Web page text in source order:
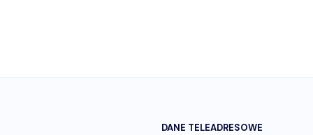
DANE TELEADRESOWE